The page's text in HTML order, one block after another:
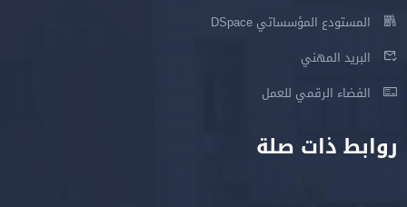
المستودع المؤسساتي DSpace
البريد المهني
الفضاء الرقمي للعمل
روابط ذات صلة